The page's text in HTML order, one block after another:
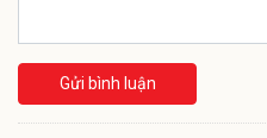
Gửi bình luận